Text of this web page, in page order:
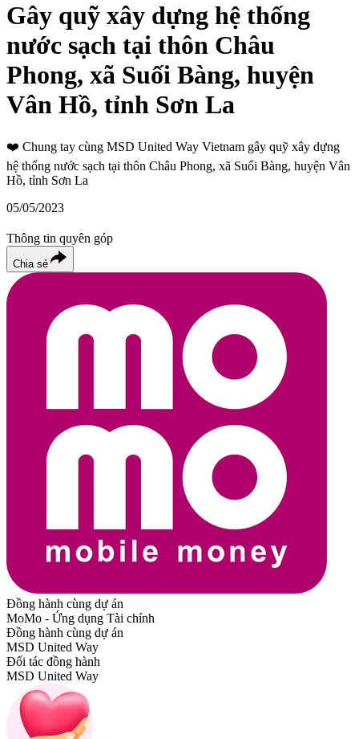
Gây quỹ xây dựng hệ thống
nước sạch tại thôn Châu
Phong, xã Suối Bàng, huyện
Vân Hồ, tỉnh Sơn La
❤️ Chung tay cùng MSD United Way Vietnam gây quỹ xây dựng
hệ thống nước sạch tại thôn Châu Phong, xã Suối Bàng, huyện Vân
Hồ, tỉnh Sơn La
05/05/2023
Thông tin quyên góp
Chia sẻ
Đồng hành cùng dự án
MoMo - Ứng dụng Tài chính
Đồng hành cùng dự án
MSD United Way
Đối tác đồng hành
MSD United Way